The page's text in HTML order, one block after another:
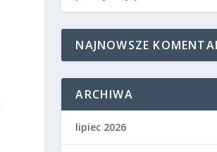
NAJNOWSZE
ARCHIWA
lipiec 2026